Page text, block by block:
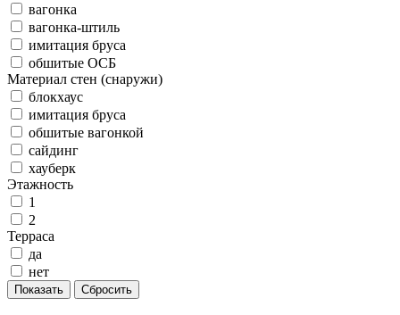
вагонка
вагонка-штиль
имитация бруса
обшитые ОСБ
Материал стен (снаружи)
блокхаус
имитация бруса
обшитые вагонкой
сайдинг
хауберк
Этажность
1
2
Терраса
да
нет